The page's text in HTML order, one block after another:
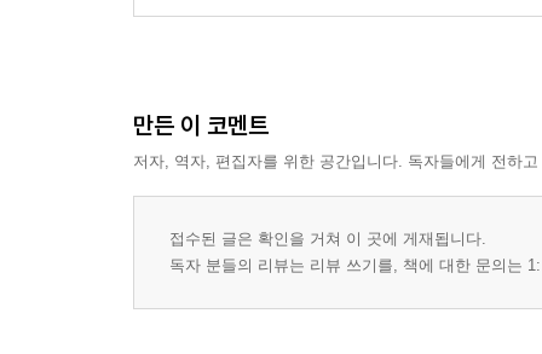
만든 이 코멘트
저자, 역자, 편집자를 위한 공간입니다. 독자들에게 전하
접수된 글은 확인을 거쳐 이 곳에 게재됩니다.
독자 분들의 리뷰는 리뷰 쓰기를, 책에 대한 문의는